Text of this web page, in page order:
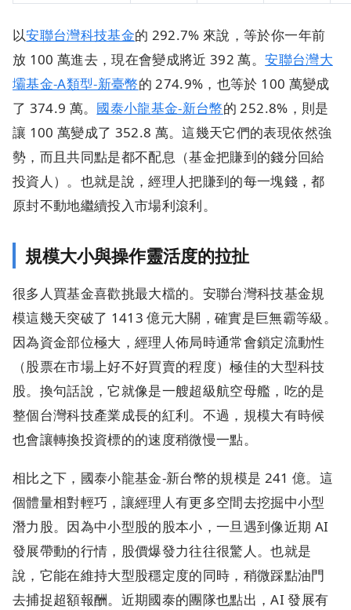
以安聯台灣科技基金的 292.7% 來說，等於你一年前
放 100 萬進去，現在會變成將近 392 萬。安聯台灣大
壩基金-A類型-新臺幣的 274.9%，也等於 100 萬變成
了 374.9 萬。 國泰小龍基金-新台幣的 252.8%，則是
讓 100 萬變成了 352.8 萬。這幾天它們的表現依然強
勢，而且共同點是都不配息（基金把賺到的錢分回給
投資人）。也就是說，經理人把賺到的每一塊錢，都
原封不動地繼續投入市場利滾利。
規模大小與操作靈活度的拉扯
很多人買基金喜歡挑最大檔的。安聯台灣科技基金規
模這幾天突破了 1413 億元大關，確實是巨無霸等級。
因為資金部位極大，經理人佈局時通常會鎖定流動性
（股票在市場上好不好買賣的程度）極佳的大型科技
股。換句話說，它就像是一艘超級航空母艦，吃的是
整個台灣科技產業成長的紅利。不過，規模大有時候
也會讓轉換投資標的的速度稍微慢一點。
相比之下，國泰小龍基金-新台幣的規模是 241 億。這
個體量相對輕巧，讓經理人有更多空間去挖掘中小型
潛力股。因為中小型股的股本小，一旦遇到像近期 AI
發展帶動的行情，股價爆發力往往很驚人。也就是
說，它能在維持大型股穩定度的同時，稍微踩點油門
去捕捉超額報酬。近期國泰的團隊也點出，AI 發展有